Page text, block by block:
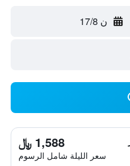
ن 17/8
1,588 ﷼
سعر الليلة شامل الرسوم